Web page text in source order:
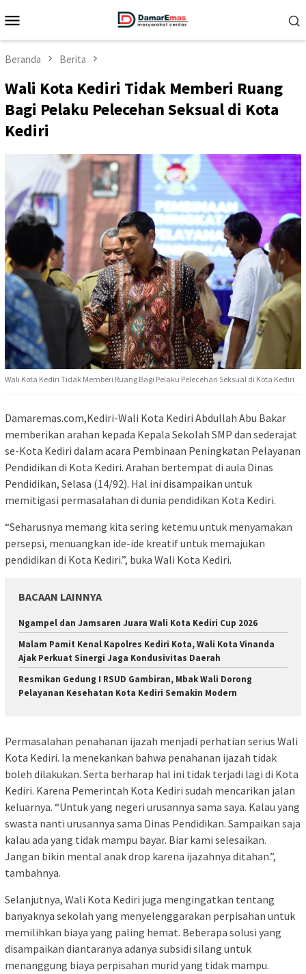
ke
Mobile
Beranda Berita
Wali Kota Kediri Tidak Memberi Ruang
Bagi Pelaku Pelecehan Seksual di Kota
Kediri
Wali Kota Kediri Tidak Memberi Ruang Bagi Pelaku Pelecehan Seksual di Kota Kediri
Damaremas.com,Kediri-Wali Kota Kediri Abdullah Abu Bakar
memberikan arahan kepada Kepala Sekolah SMP dan sederajat
se-Kota Kediri dalam acara Pembinaan Peningkatan Pelayanan
Pendidikan di Kota Kediri. Arahan bertempat di aula Dinas
Pendidikan, Selasa (14/92). Hal ini disampaikan untuk
memitigasi permasalahan di dunia pendidikan Kota Kediri.
“Seharusnya memang kita sering ketemu untuk menyamakan
persepsi, menuangkan ide-ide kreatif untuk memajukan
pendidikan di Kota Kediri.”, buka Wali Kota Kediri.
BACAAN LAINNYA
Ngampel dan Jamsaren Juara Wali Kota Kediri Cup 2026
Malam Pamit Kenal Kapolres Kediri Kota, Wali Kota Vinanda
Ajak Perkuat Sinergi Jaga Kondusivitas Daerah
Resmikan Gedung I RSUD Gambiran, Mbak Wali Dorong
Pelayanan Kesehatan Kota Kediri Semakin Modern
Permasalahan penahanan ijazah menjadi perhatian serius Wali
Kota Kediri. Ia menekankan bahwa penahanan ijazah tidak
boleh dilakukan. Serta berharap hal ini tidak terjadi lagi di Kota
Kediri. Karena Pemerintah Kota Kediri sudah mencarikan jalan
keluarnya. “Untuk yang negeri urusannya sama saya. Kalau yang
swasta nanti urusannya sama Dinas Pendidikan. Sampaikan saja
kalau ada yang tidak mampu bayar. Biar kami selesaikan.
Jangan bikin mental anak drop karena ijazahnya ditahan.”,
tambahnya.
Selanjutnya, Wali Kota Kediri juga mengingatkan tentang
banyaknya sekolah yang menyelenggarakan perpisahan untuk
memilihkan biaya yang paling hemat. Beberapa solusi yang
disampaikan diantaranya adanya subsidi silang untuk
menanggung biaya perpisahan murid yang tidak mampu.